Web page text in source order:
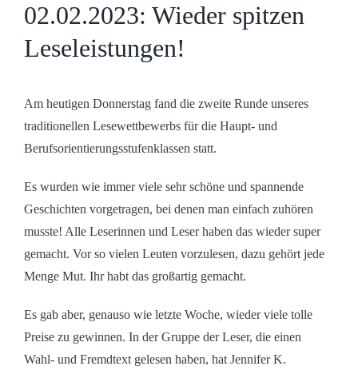
02.02.2023: Wieder spitzen
Leseleistungen!
Am heutigen Donnerstag fand die zweite Runde unseres
traditionellen Lesewettbewerbs für die Haupt- und
Berufsorientierungsstufenklassen statt.
Es wurden wie immer viele sehr schöne und spannende
Geschichten vorgetragen, bei denen man einfach zuhören
musste! Alle Leserinnen und Leser haben das wieder super
gemacht. Vor so vielen Leuten vorzulesen, dazu gehört jede
Menge Mut. Ihr habt das großartig gemacht.
Es gab aber, genauso wie letzte Woche, wieder viele tolle
Preise zu gewinnen. In der Gruppe der Leser, die einen
Wahl- und Fremdtext gelesen haben, hat Jennifer K.